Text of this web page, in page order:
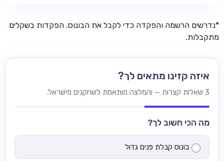
*נדרשים הרשמה והפקדה כדי לקבל את הבונוס. הפקדות בשקלים
מתקבלות.
איזה קזינו מתאים לך?
3 שאלות קצרות — והמלצה מותאמת לשחקנים מישראל.
מה הכי חשוב לך?
בונוס קבלת פנים גדול